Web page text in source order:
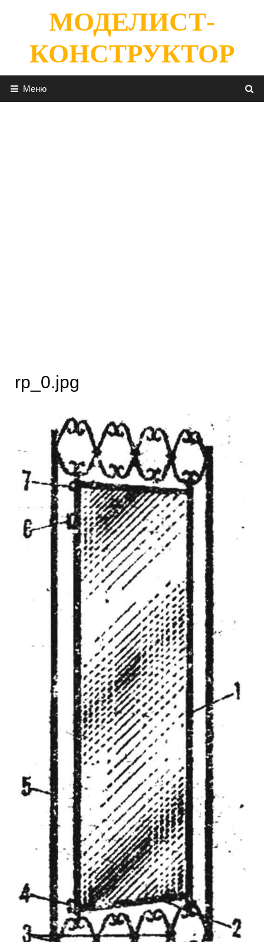
содержимомуМОДЕЛИСТ-
КОНСТРУКТОР
Меню
rp_0.jpg